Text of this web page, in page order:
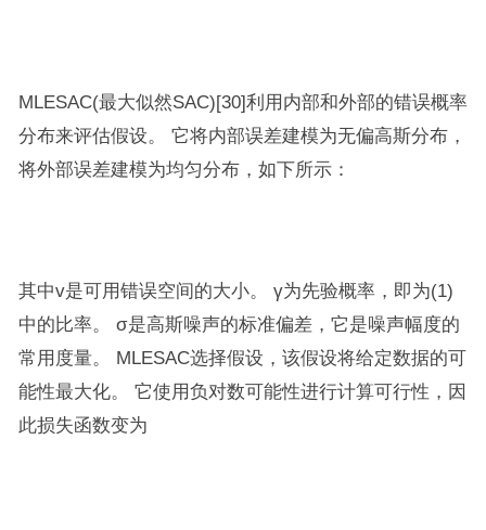
MLESAC(最大似然SAC)[30]利用内部和外部的错误概率
分布来评估假设。 它将内部误差建模为无偏高斯分布，
将外部误差建模为均匀分布，如下所示：
其中v是可用错误空间的大小。 γ为先验概率，即为(1)
中的比率。 σ是高斯噪声的标准偏差，它是噪声幅度的
常用度量。 MLESAC选择假设，该假设将给定数据的可
能性最大化。 它使用负对数可能性进行计算可行性，因
此损失函数变为